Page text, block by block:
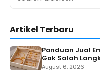
Artikel Terbaru
Panduan Jual
Gak Salah
August 6, 2026